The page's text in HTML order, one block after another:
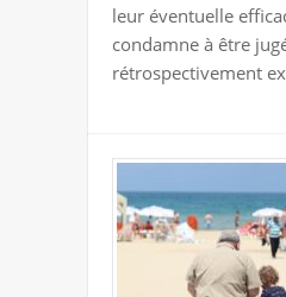
leur éventuelle
condamne à être
rétrospectivement